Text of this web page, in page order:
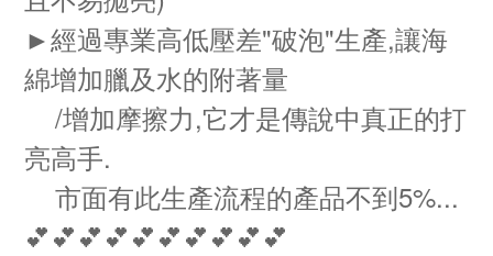
►經過專業高低壓差"破泡"生產,讓海
綿增加臘及水的附著量
/增加摩擦力,它才是傳說中真正的打
亮高手.
市面有此生產流程的產品不到5%...
💕💕💕💕💕💕💕💕💕💕